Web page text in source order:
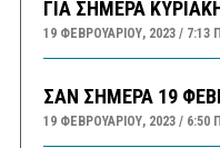
ΓΙΑ ΣΗΜΕΡΑ
19 ΦΕΒΡΟΥΑΡΊΟΥ, 2023 7:13
ΣΑΝ ΣΗΜΕΡΑ 19
19 ΦΕΒΡΟΥΑΡΊΟΥ, 2023 6:50